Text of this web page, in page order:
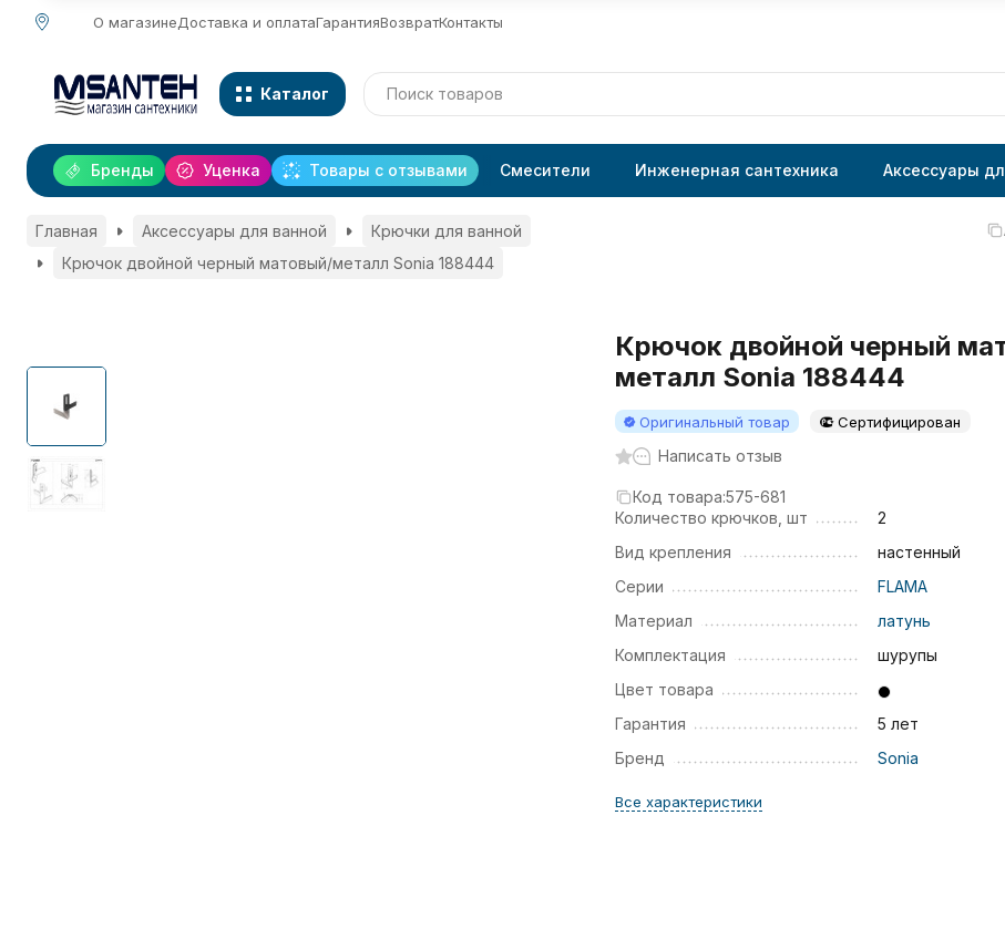
О магазинеДоставка и оплатаГарантияВозвратКонтакты
Каталог
Уценка Товары с отзывами
Бренды Смесители Инженерная сантехника Аксессуары
Главная Аксессуары для ванной
Крючки для ванной
Крючок двойной черный матовый/металл Sonia 188444
Крючок двойной черный
металл Sonia 188444
Оригинальный товар Сертифицирован
Написать отзыв
Код товара:575-681
Количество крючков, шт
2
Вид крепления
настенный
Серии
FLAMA
Материал
латунь
Комплектация
шурупы
Цвет товара
Гарантия
5 лет
Бренд
Sonia
Все характеристики